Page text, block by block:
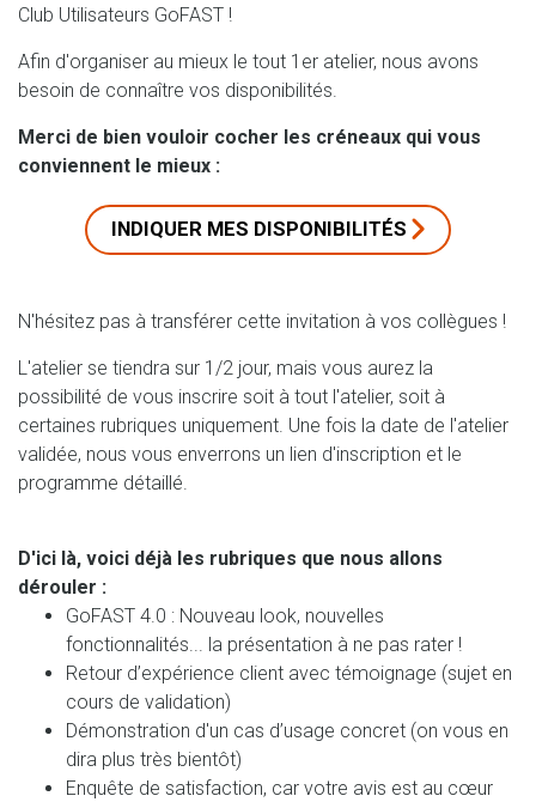
Club Utilisateurs GoFAST !
Afin d'organiser au mieux le tout 1er atelier, nous avons
besoin de connaître vos disponibilités.
Merci de bien vouloir cocher les créneaux qui vous
conviennent le mieux :
INDIQUER MES DISPONIBILITÉS
N'hésitez pas à transférer cette invitation à vos collègues !
L'atelier se tiendra sur 1/2 jour, mais vous aurez la
possibilité de vous inscrire soit à tout l'atelier, soit à
certaines rubriques uniquement. Une fois la date de l'atelier
validée, nous vous enverrons un lien d'inscription et le
programme détaillé.
D'ici là, voici déjà les rubriques que nous allons
dérouler :
GoFAST 4.0 : Nouveau look, nouvelles
fonctionnalités... la présentation à ne pas rater !
Retour d’expérience client avec témoignage (sujet en
cours de validation)
Démonstration d'un cas d’usage concret (on vous en
dira plus très bientôt)
Enquête de satisfaction, car votre avis est au cœur